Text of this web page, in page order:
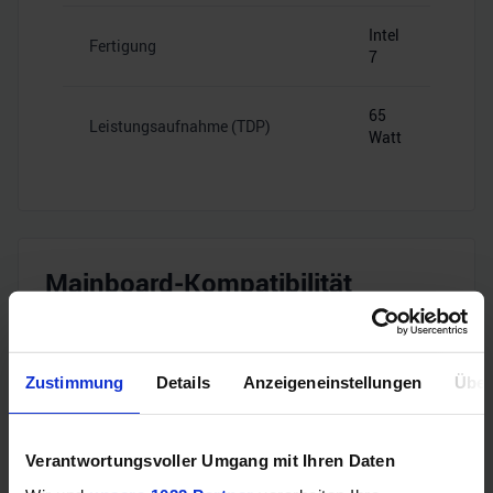
Zustimmung Details Anzeigeneinstellungen
Verantwortungsvoller Umgang mit Ihren Daten
Fertigung
Intel
7
Leistungsaufnahme (TDP)
65
Watt
Mainboard-Kompatibilität
Sockel
Intel
1700
B660,